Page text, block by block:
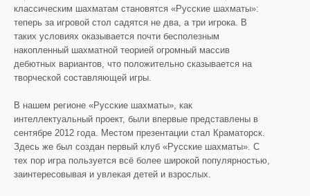
классическим шахматам становятся «Русские шахматы»:
теперь за игровой стол садятся не два, а три игрока. В
таких условиях оказывается почти бесполезным
накопленный шахматной теорией огромный массив
дебютных вариантов, что положительно сказывается на
творческой составляющей игры.
В нашем регионе «Русские шахматы», как
интеллектуальный проект, были впервые представлены в
сентябре 2012 года. Местом презентации стал Краматорск.
Здесь же был создан первый клуб «Русские шахматы». С
тех пор игра пользуется всё более широкой популярностью,
заинтересовывая и увлекая детей и взрослых.